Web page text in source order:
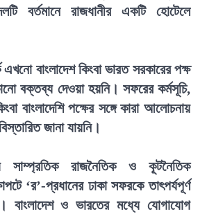
বর্তমানে রাজধানীর একটি হোটেলে
বাংলাদেশ কিংবা ভারত সরকারের পক্ষ
বক্তব্য দেওয়া হয়নি। সফরের কর্মসূচি,
বাংলাদেশি পক্ষের সঙ্গে কারা আলোচনায়
জানা যায়নি।
রাজনৈতিক ও কূটনৈতিক
‘র’-প্রধানের ঢাকা সফরকে তাৎপর্যপূর্ণ
বাংলাদেশ ও ভারতের মধ্যে যোগাযোগ